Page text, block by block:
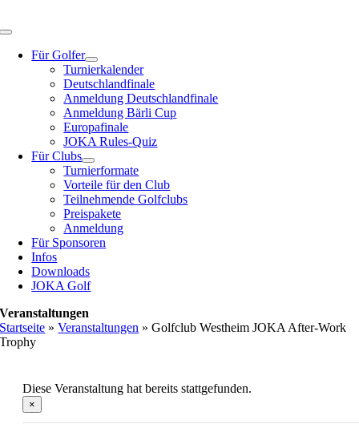
Inhalt
Toggle
NavigationFür Golfer
Turnierkalender
Deutschlandfinale
Anmeldung Deutschlandfinale
Anmeldung Bärli Cup
Europafinale
JOKA Rules-Quiz
Für Clubs
Turnierformate
Vorteile für den Club
Teilnehmende Golfclubs
Preispakete
Anmeldung
Für Sponsoren
Infos
Downloads
JOKA Golf
Veranstaltungen
Startseite »Veranstaltungen »Golfclub Westheim JOKA After-Work
Trophy
Diese Veranstaltung hat bereits stattgefunden.
×